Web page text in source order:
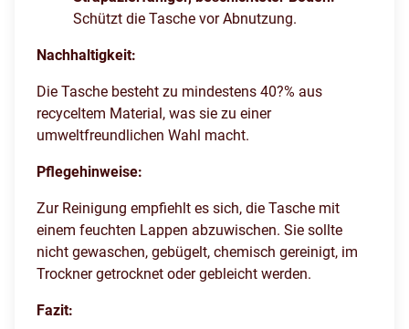
Schützt die Tasche vor Abnutzung.
Nachhaltigkeit:
Die Tasche besteht zu mindestens 40?% aus
recyceltem Material, was sie zu einer
umweltfreundlichen Wahl macht.
Pflegehinweise:
Zur Reinigung empfiehlt es sich, die Tasche mit
einem feuchten Lappen abzuwischen. Sie sollte
nicht gewaschen, gebügelt, chemisch gereinigt, im
Trockner getrocknet oder gebleicht werden.
Fazit: